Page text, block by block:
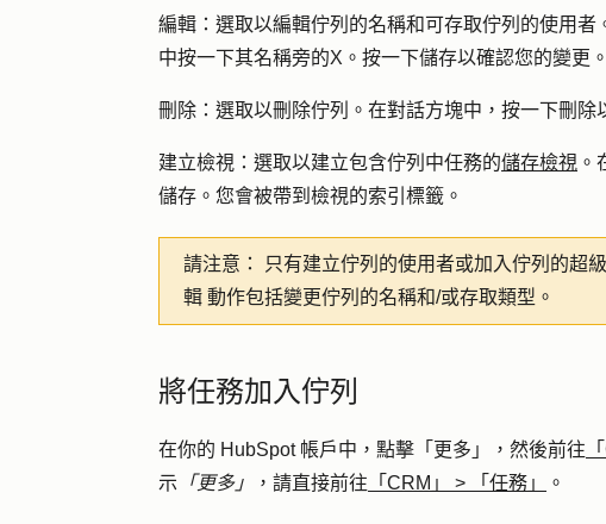
編輯 ：選取以編輯佇列的名稱和可存取佇列的使用
中按一下其名稱旁的X 。按一下儲存以確認您的變更。
刪除 ：選取以刪除佇列。在對話方塊中，按一下刪除
建立檢視 ：選取以建立包含佇列中任務的儲存檢視 。
儲存 。您會被帶到檢視的索引標籤。
請注意： 只有建立佇列的使用者或加入佇列的超
輯 動作包括變更佇列的名稱和/或存取類型。
將任務加入佇列
在你的 HubSpot 帳戶中，點擊 「更多」 ，然後前往
示 「更多」 ，請直接前往 「CRM」 > 「任務」 。